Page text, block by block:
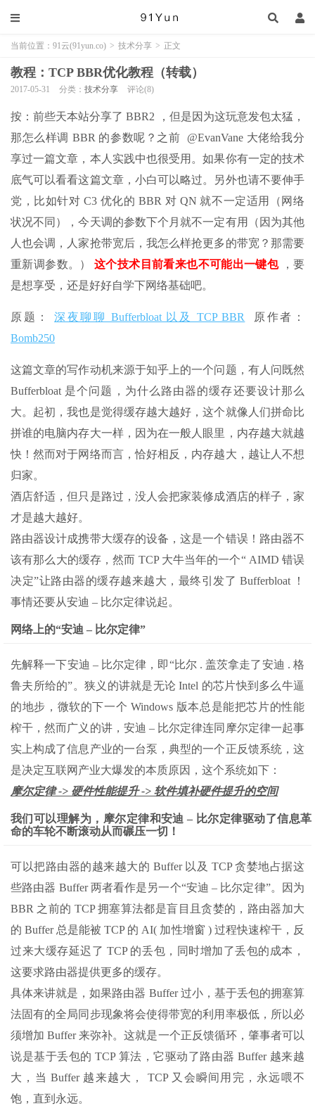
当前位置： 91云(91yun.co) > 技术分享 > 正文
教程：TCP BBR优化教程（转载）
2017-05-31 分类： 技术分享 评论(8)
按：前些天本站分享了 BBR2 ，但是因为这玩意发包太猛，
那怎么样调 BBR 的参数呢？之前 @EvanVane 大佬给我分
享过一篇文章，本人实践中也很受用。如果你有一定的技术
底气可以看看这篇文章，小白可以略过。另外也请不要伸手
党，比如针对 C3 优化的 BBR 对 QN 就不一定适用（网络
状况不同），今天调的参数下个月就不一定有用（因为其他
人也会调，人家抢带宽后，我怎么样抢更多的带宽？那需要
重新调参数。）这个技术目前看来也不可能出一键包
，要
是想享受，还是好好自学下网络基础吧。
原题：深夜聊聊 Bufferbloat 以及 TCP BBR
原作者：
Bomb250
这篇文章的写作动机来源于知乎上的一个问题，有人问既然
Bufferbloat 是个问题，为什么路由器的缓存还要设计那么
大。起初，我也是觉得缓存越大越好，这个就像人们拼命比
拼谁的电脑内存大一样，因为在一般人眼里，内存越大就越
快！然而对于网络而言，恰好相反，内存越大，越让人不想
归家。
酒店舒适，但只是路过，没人会把家装修成酒店的样子，家
才是越大越好。
路由器设计成携带大缓存的设备，这是一个错误！路由器不
该有那么大的缓存，然而 TCP 大牛当年的一个“ AIMD 错误
决定”让路由器的缓存越来越大，最终引发了 Bufferbloat ！
事情还要从安迪 – 比尔定律说起。
网络上的“安迪 – 比尔定律”
先解释一下安迪 – 比尔定律，即“比尔 . 盖茨拿走了安迪 . 格
鲁夫所给的”。狭义的讲就是无论 Intel 的芯片快到多么牛逼
的地步，微软的下一个 Windows 版本总是能把芯片的性能
榨干，然而广义的讲，安迪 – 比尔定律连同摩尔定律一起事
实上构成了信息产业的一台泵，典型的一个正反馈系统，这
是决定互联网产业大爆发的本质原因，这个系统如下：
摩尔定律 -> 硬件性能提升 -> 软件填补硬件提升的空间
我们可以理解为，摩尔定律和安迪 – 比尔定律驱动了信息革
命的车轮不断滚动从而碾压一切！
可以把路由器的越来越大的 Buffer 以及 TCP 贪婪地占据这
些路由器 Buffer 两者看作是另一个“安迪 – 比尔定律”。因为
BBR 之前的 TCP 拥塞算法都是盲目且贪婪的，路由器加大
的 Buffer 总是能被 TCP 的 AI( 加性增窗 ) 过程快速榨干，反
过来大缓存延迟了 TCP 的丢包，同时增加了丢包的成本，
这要求路由器提供更多的缓存。
具体来讲就是，如果路由器 Buffer 过小，基于丢包的拥塞算
法固有的全局同步现象将会使得带宽的利用率极低，所以必
须增加 Buffer 来弥补。这就是一个正反馈循环，肇事者可以
说是基于丢包的 TCP 算法，它驱动了路由器 Buffer 越来越
大，当 Buffer 越来越大， TCP 又会瞬间用完，永远喂不
饱，直到永远。